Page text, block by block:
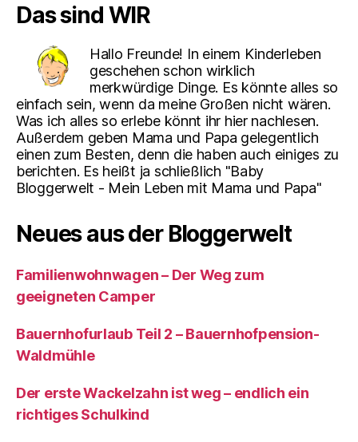
Das sind WIR
Hallo Freunde! In einem Kinderleben
geschehen schon wirklich
merkwürdige Dinge. Es könnte alles so
einfach sein, wenn da meine Großen nicht wären.
Was ich alles so erlebe könnt ihr hier nachlesen.
Außerdem geben Mama und Papa gelegentlich
einen zum Besten, denn die haben auch einiges zu
berichten. Es heißt ja schließlich "Baby
Bloggerwelt - Mein Leben mit Mama und Papa"
Neues aus der Bloggerwelt
Familienwohnwagen – Der Weg zum
geeigneten Camper
Bauernhofurlaub Teil 2 – Bauernhofpension-
Waldmühle
Der erste Wackelzahn ist weg – endlich ein
richtiges Schulkind